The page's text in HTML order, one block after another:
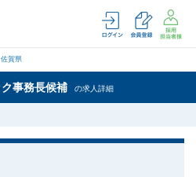
佐賀県
事務長候補 の求人詳細